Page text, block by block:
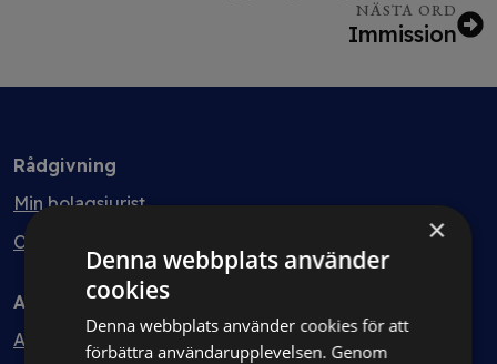
NÄSTA ORD
Immission
Rådgivning
Min bolagsjurist
Ombud
Avtal
Avtalshantering
×
Denna webbplats använder
cookies
Denna webbplats använder cookies för att
förbättra användarupplevelsen. Genom